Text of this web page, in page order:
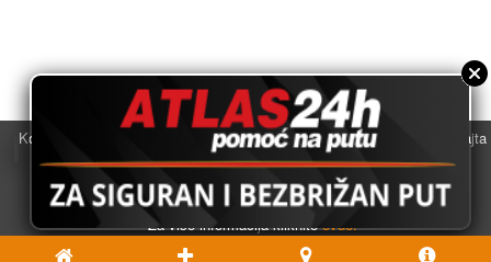
Koristimo kolačiće u svrhu boljeg korisničkog iskustva. Korišćenjem sajta
saglasni ste sa njihovom upotrebom.
U redu
Za više informacija klikniteovde.